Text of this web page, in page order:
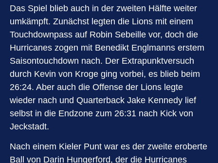
Das Spiel blieb auch in der zweiten Hälfte weiter
umkämpft. Zunächst legten die Lions mit einem
Touchdownpass auf Robin Sebeille vor, doch die
Hurricanes zogen mit Benedikt Englmanns erstem
Saisontouchdown nach. Der Extrapunktversuch
durch Kevin von Kroge ging vorbei, es blieb beim
26:24. Aber auch die Offense der Lions legte
wieder nach und Quarterback Jake Kennedy lief
selbst in die Endzone zum 26:31 nach Kick von
Jeckstadt.
Nach einem Kieler Punt war es der zweite eroberte
Ball von Darin Hungerford, der die Hurricanes